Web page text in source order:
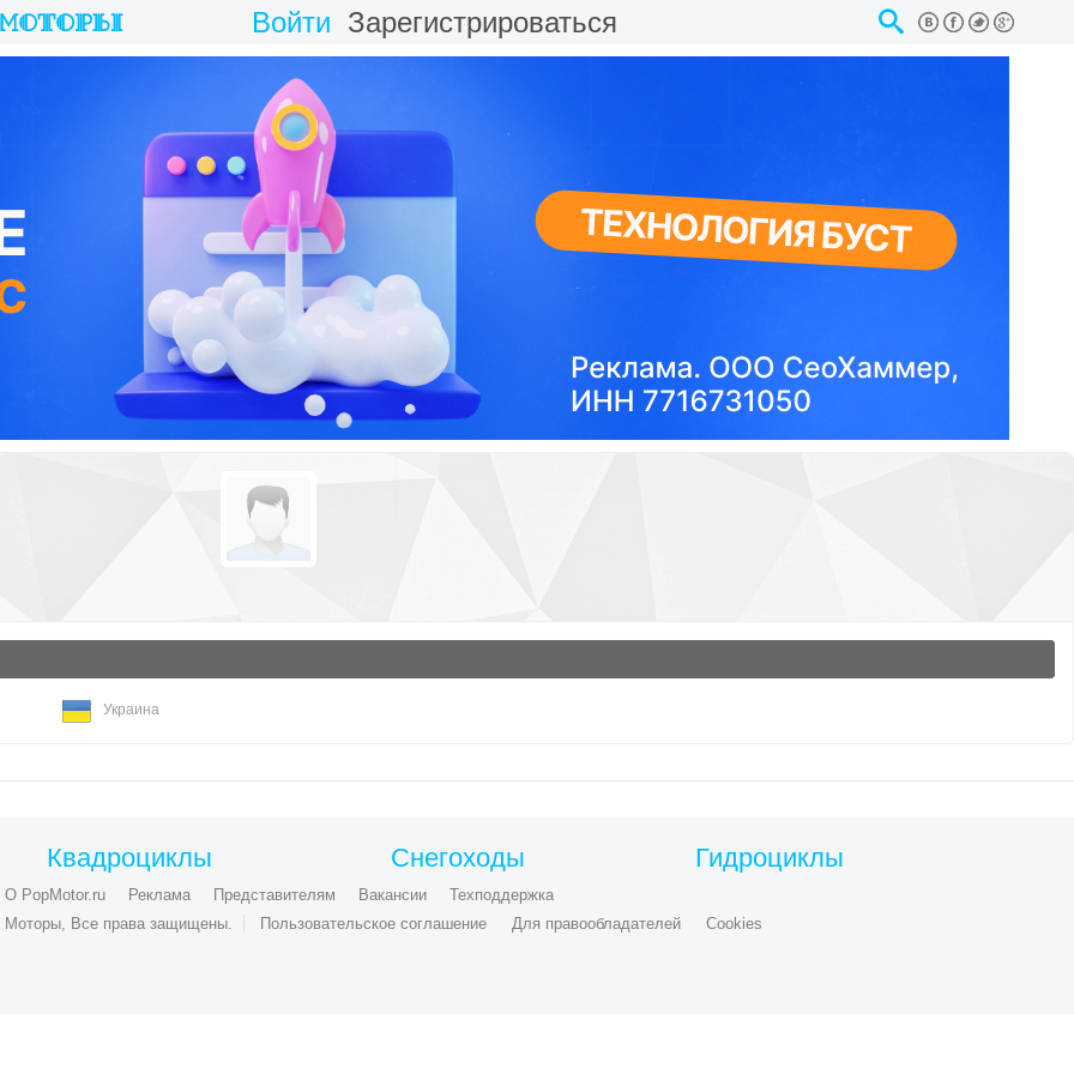
Войти Зарегистрироваться
Украина
Квадроциклы Снегоходы Гидроциклы
О PopMotor.ru Реклама Представителям Вакансии
Техподдержка
Моторы, Все права защищены.
Пользовательское соглашение Для правообладателей Cookies